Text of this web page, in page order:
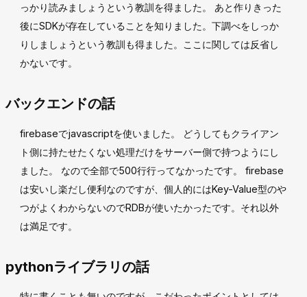
っかり読みましょうという教訓を得ました。 あと作りきった
後にSDKが存在していることを知りました。下調べをしっか
りしましょうという教訓も得ました。ここに関しては反省し
かないです。
バックエンドの話
firebaseでjavascriptを使いました。 どうしてもクライアン
ト側に持たせたくない処理だけをサーバー側で持つようにし
ました。 なので全部で500行行ってなかったです。 firebase
は安いし楽だし便利なのですが、個人的にはKey-Value型のや
つがよくわからないのでRDBが使いたかったです。それ以外
は満足です。
pythonライブラリの話